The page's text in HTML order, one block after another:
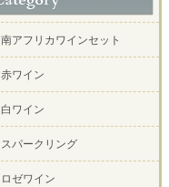
南アフリカワインセット
赤ワイン
白ワイン
スパークリング
ロゼワイン